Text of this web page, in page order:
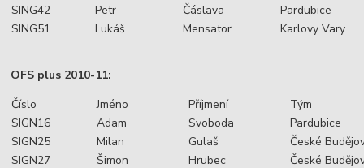
SING42
Petr Čáslava
Pardubice
SING51
Lukáš Mensator Karlovy Vary
OFS plus 2010-11:
Číslo
Jméno Příjmení
Tým
SIGN16
Adam Svoboda
Pardubice
SIGN25
Milan Gulaš
České
SIGN27
Šimon Hrubec
České